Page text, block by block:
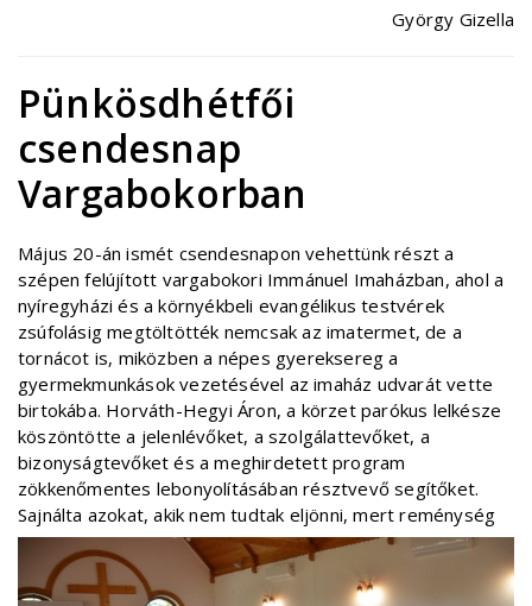
György Gizella
Pünkösdhétfői
csendesnap
Vargabokorban
Május 20-án ismét csendesnapon vehettünk részt a
szépen felújított vargabokori Immánuel Imaházban, ahol a
nyíregyházi és a környékbeli evangélikus testvérek
zsúfolásig megtöltötték nemcsak az imatermet, de a
tornácot is, miközben a népes gyereksereg a
gyermekmunkások vezetésével az imaház udvarát vette
birtokába. Horváth-Hegyi Áron, a körzet parókus lelkésze
köszöntötte a jelenlévőket, a szolgálattevőket, a
bizonyságtevőket és a meghirdetett program
zökkenőmentes lebonyolításában résztvevő segítőket.
Sajnálta azokat, akik nem tudtak eljönni, mert reménység